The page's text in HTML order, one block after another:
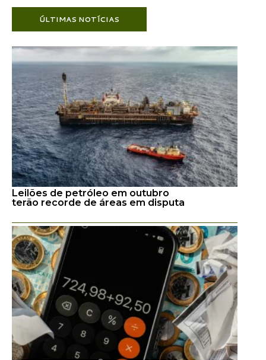
ÚLTIMAS NOTÍCIAS
Leilões de petróleo em outubro
terão recorde de áreas em disputa